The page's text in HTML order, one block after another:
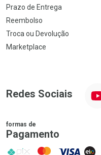
Prazo de Entrega
Reembolso
Troca ou Devolução
Marketplace
Redes Sociais
formas de
Pagamento
PIX MasterCard
VISA ELO